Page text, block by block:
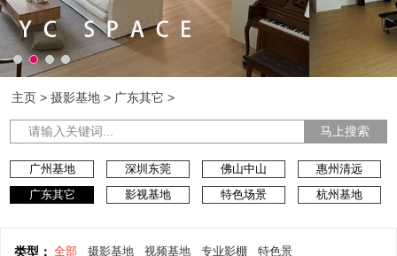
主页 >摄影基地 > 广东其它 >
马上搜索
广州基地 深圳东莞 佛山中山
惠州清远
广东其它
影视基地 特色场景 杭州基地
类型： 全部 摄影基地 视频基地 专业影棚 特色景